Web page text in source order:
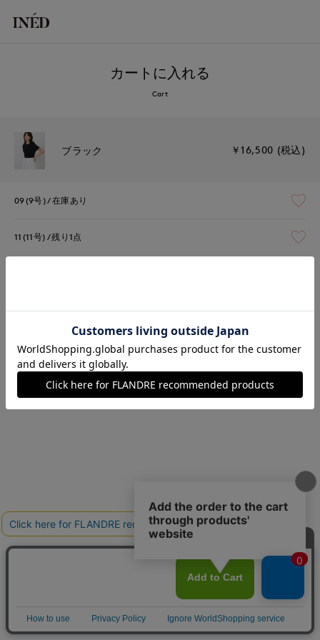
カートに入れる
Cart
ブラック ￥16,500 (税込)
09(9号) 在庫あり
11(11号) 残り1点